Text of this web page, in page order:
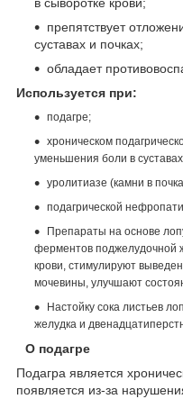
в сыворотке крови;
препятствует
суставах и почках;
обладает
Используется при:
подагре;
хроническом
уменьшения боли в
уролитиазе (камни в
подагрической
Препараты на основе
ферментов поджелудочной
крови, стимулируют
мочевины, улучшают
Настойку сока листьев
желудка и
О подагре
Подагра является
появляется из-за